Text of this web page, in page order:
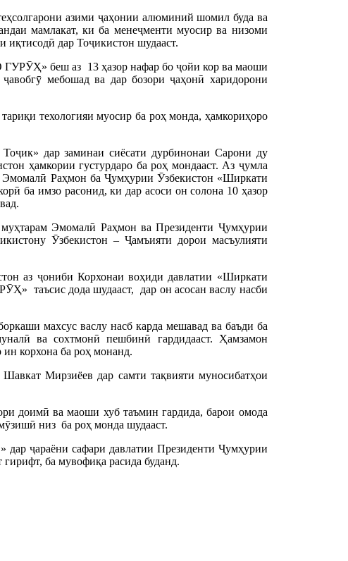
азими ҷаҳонии алюминий шомил буда ва
мамлакат, ки ба менеҷменти муосир ва низоми
иқтисодӣ дар Тоҷикистон шудааст.
беш аз 13 ҳазор нафар бо ҷойи кор ва маоши
мебошад ва дар бозори ҷаҳонӣ харидорони
техологияи муосир ба роҳ монда, ҳамкориҳоро
дар заминаи сиёсати дурбинонаи Сарони ду
ҳамкории густурдаро ба роҳ мондааст. Аз ҷумла
Эмомалӣ Раҳмон ба Ҷумҳурии Ӯзбекистон «Ширкати
ба имзо расонид, ки дар асоси он солона 10 ҳазор
Эмомалӣ Раҳмон ва Президенти Ҷумҳурии
Ӯзбекистон – Ҷамъияти дорои масъулияти
аз ҷониби Корхонаи воҳиди давлатии «Ширкати
таъсис дода шудааст, дар он асосан васлу насби
махсус васлу насб карда мешавад ва баъди ба
ва сохтмонӣ пешбинӣ гардидааст. Ҳамзамон
ин корхона ба роҳ монанд.
Мирзиёев дар самти тақвияти муносибатҳои
доимӣ ва маоши хуб таъмин гардида, барои омода
низ ба роҳ монда шудааст.
ҷараёни сафари давлатии Президенти Ҷумҳурии
ба мувофиқа расида буданд.